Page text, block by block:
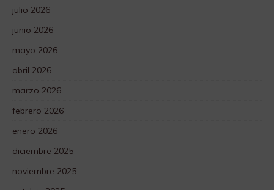
julio 2026
junio 2026
mayo 2026
abril 2026
marzo 2026
febrero 2026
enero 2026
diciembre 2025
noviembre 2025